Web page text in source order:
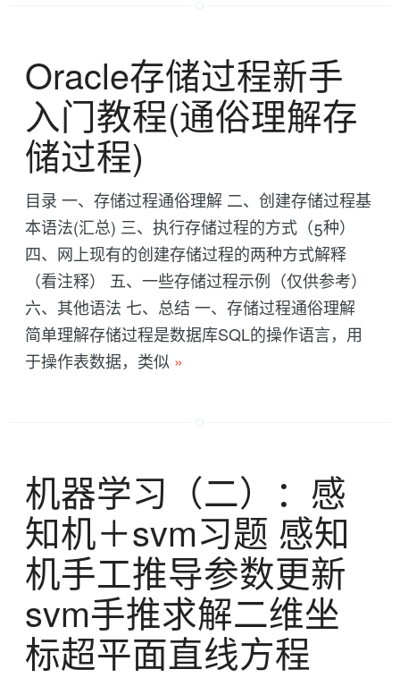
Oracle存储过程新手
入门教程(通俗理解存
储过程)
目录 一、存储过程通俗理解 二、创建存储过程基
本语法(汇总) 三、执行存储过程的方式（5种）
四、网上现有的创建存储过程的两种方式解释
（看注释） 五、一些存储过程示例（仅供参考）
六、其他语法 七、总结 一、存储过程通俗理解
简单理解存储过程是数据库SQL的操作语言，用
于操作表数据，类似 »
机器学习（二）：感
知机＋svm习题 感知
机手工推导参数更新
svm手推求解二维坐
标超平面直线方程